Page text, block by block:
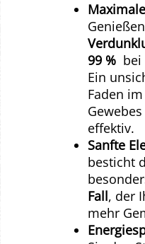
99 % bei
Ein
Faden
effektiv.
Sanfte
besticht
Fall, der
mehr